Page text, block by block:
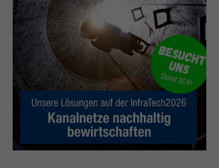
Es besteht insbesondere das Risiko, dass Ihre Daten durch
US-Behörden zu Kontroll- und Überwachungszwecken
verarbeitet werden können.